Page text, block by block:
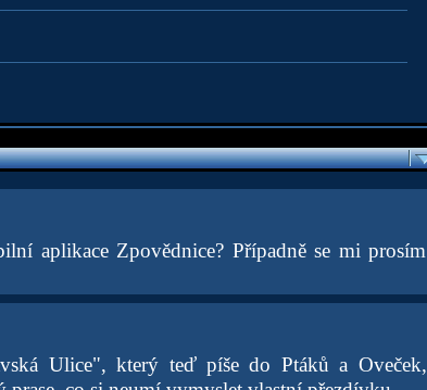
aplikace Zpovědnice? Případně se mi prosím
Ulice", který teď píše do Ptáků a Oveček,